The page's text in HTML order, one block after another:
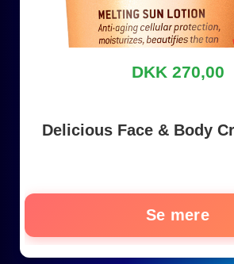
DKK 270,00
Delicious Face & Body
Se mere